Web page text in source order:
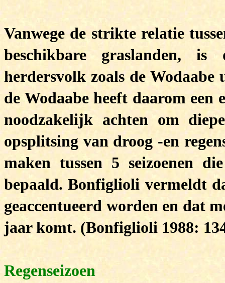
Vanwege de strikte relatie
beschikbare graslanden, is
herdersvolk zoals de
de Wodaabe heeft daarom een
noodzakelijk achten om
opsplitsing van droog -en
maken tussen 5 seizoenen
bepaald. Bonfiglioli vermeldt
geaccentueerd worden en dat
jaar komt. (Bonfiglioli 1988:
Regenseizoen